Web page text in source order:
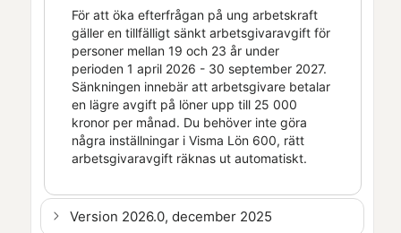
För att öka efterfrågan på ung arbetskraft
gäller en tillfälligt sänkt arbetsgivaravgift för
personer mellan 19 och 23 år under
perioden 1 april 2026 - 30 september 2027.
Sänkningen innebär att arbetsgivare betalar
en lägre avgift på löner upp till 25 000
kronor per månad. Du behöver inte göra
några inställningar i Visma Lön 600, rätt
arbetsgivaravgift räknas ut automatiskt.
Version 2026.0, december 2025